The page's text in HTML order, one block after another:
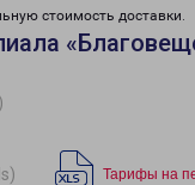
стоимость доставки.
Тарифы на